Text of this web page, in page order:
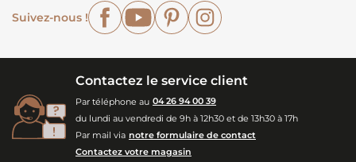
Suivez-nous !
FacebookYouTubePinterest
Contactez le service client
Par téléphone au 04 26 94 00 39
du lundi au vendredi de 9h à 12h30 et de 13h30 à 17h
Par mail via notre formulaire de contact
Contactez votre magasin